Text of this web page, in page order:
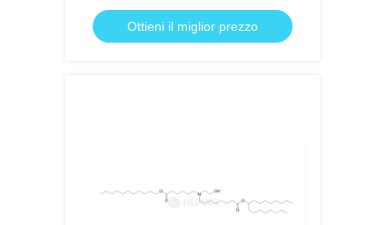
Ottieni il miglior prezzo